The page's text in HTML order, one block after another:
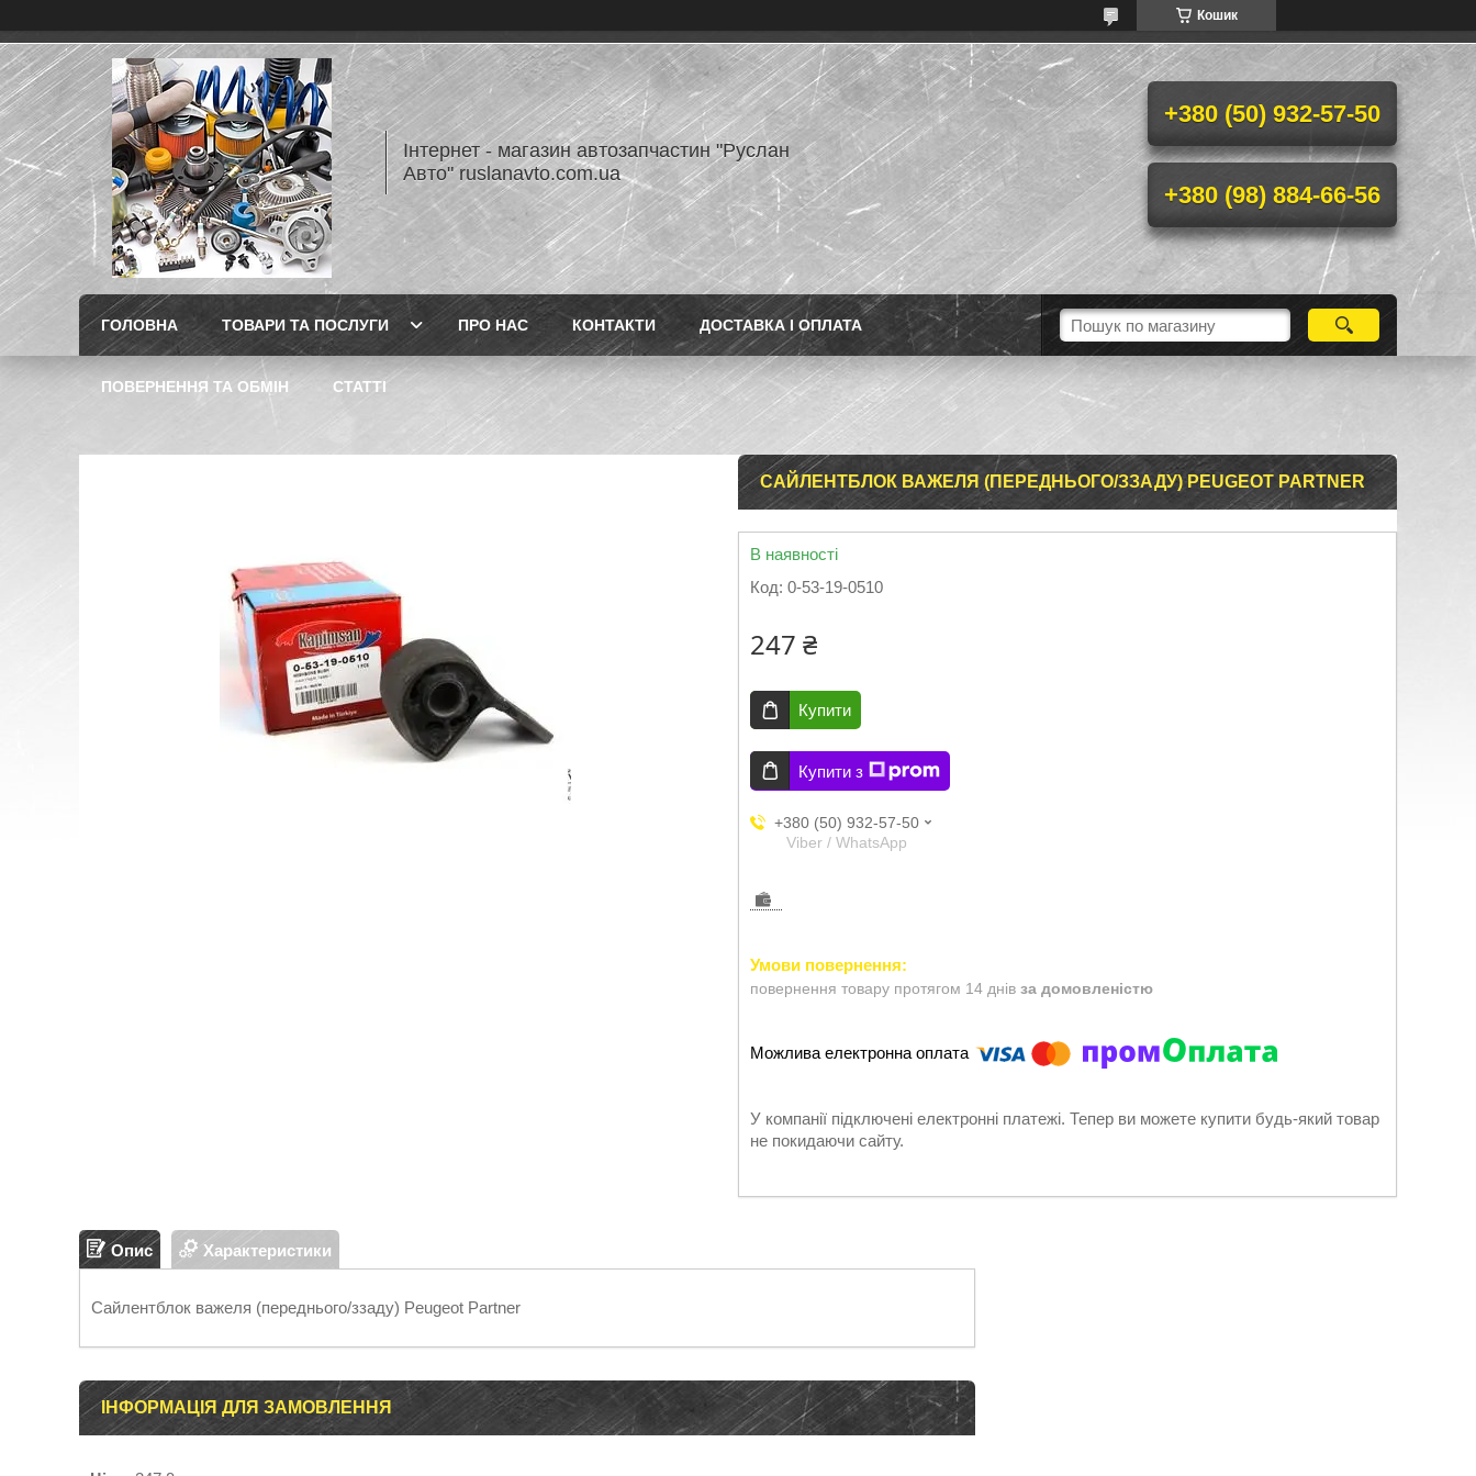
Кошик
Інтернет - магазин автозапчастин "Руслан
Авто" ruslanavto.com.ua
+380 (50) 932-57-50
+380 (98) 884-66-56
ГОЛОВНА ТОВАРИ ТА ПОСЛУГИ ПРО НАС КОНТАКТИ ДОСТАВКА І ОПЛАТА
ПОВЕРНЕННЯ ТА ОБМІН СТАТТІ
САЙЛЕНТБЛОК ВАЖЕЛЯ (ПЕРЕДНЬОГО/ЗЗАДУ) PEUGEOT PARTNER
В наявності
Код: 0-53-19-0510
247 ₴
Купити
Купити з
+380 (50) 932-57-50
Viber / WhatsApp
повернення товару протягом 14 днів за домовленістю
У компанії підключені електронні платежі. Тепер ви можете купити будь-який товар
не покидаючи сайту.
Опис Характеристики
Сайлентблок важеля (переднього/ззаду) Peugeot Partner
ІНФОРМАЦІЯ ДЛЯ ЗАМОВЛЕННЯ